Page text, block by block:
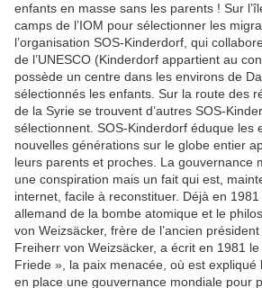
enfants en masse sans les parents ! Sur
camps de l’IOM pour sélectionner les
l’organisation SOS-Kinderdorf, qui
de l’UNESCO (Kinderdorf appartient au
possède un centre dans les environs de
sélectionnés les enfants. Sur la route des
de la Syrie se trouvent d’autres SOS-
sélectionnent. SOS-Kinderdorf éduque les
nouvelles générations sur le globe entier
leurs parents et proches. La gouvernance
une conspiration mais un fait qui est,
internet, facile à reconstituer. Déjà en
allemand de la bombe atomique et le
von Weizsäcker, frère de l’ancien
Freiherr von Weizsäcker, a écrit en 1981
Friede », la paix menacée, où est expliqué
en place une gouvernance mondiale pour